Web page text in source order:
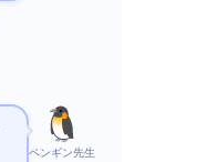
ペンギン先生